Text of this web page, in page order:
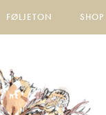
FØLJETON SHOP